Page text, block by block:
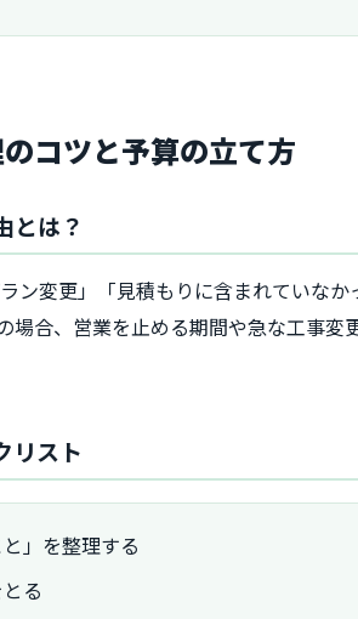
コツと予算の立て方
とは？
ン変更」「見積もりに含まれていな
場合、営業を止める期間や急な工事
リスト
」を整理する
る